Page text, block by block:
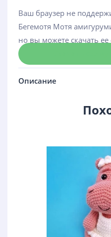
Ваш браузер не
Бегемотя Мотя
но вы можете скачать
Описание